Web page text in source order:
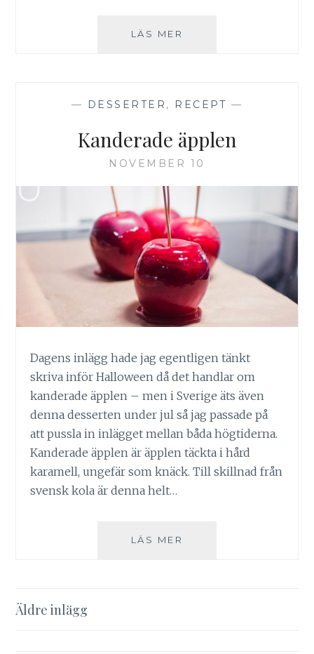
LÄS MER
— DESSERTER , RECEPT —
Kanderade äpplen
NOVEMBER 10
Dagens inlägg hade jag egentligen tänkt
skriva inför Halloween då det handlar om
kanderade äpplen – men i Sverige äts även
denna desserten under jul så jag passade på
att pussla in inlägget mellan båda högtiderna.
Kanderade äpplen är äpplen täckta i hård
karamell, ungefär som knäck. Till skillnad från
svensk kola är denna helt…
LÄS MER
Inläggsnavigering
Äldre inlägg